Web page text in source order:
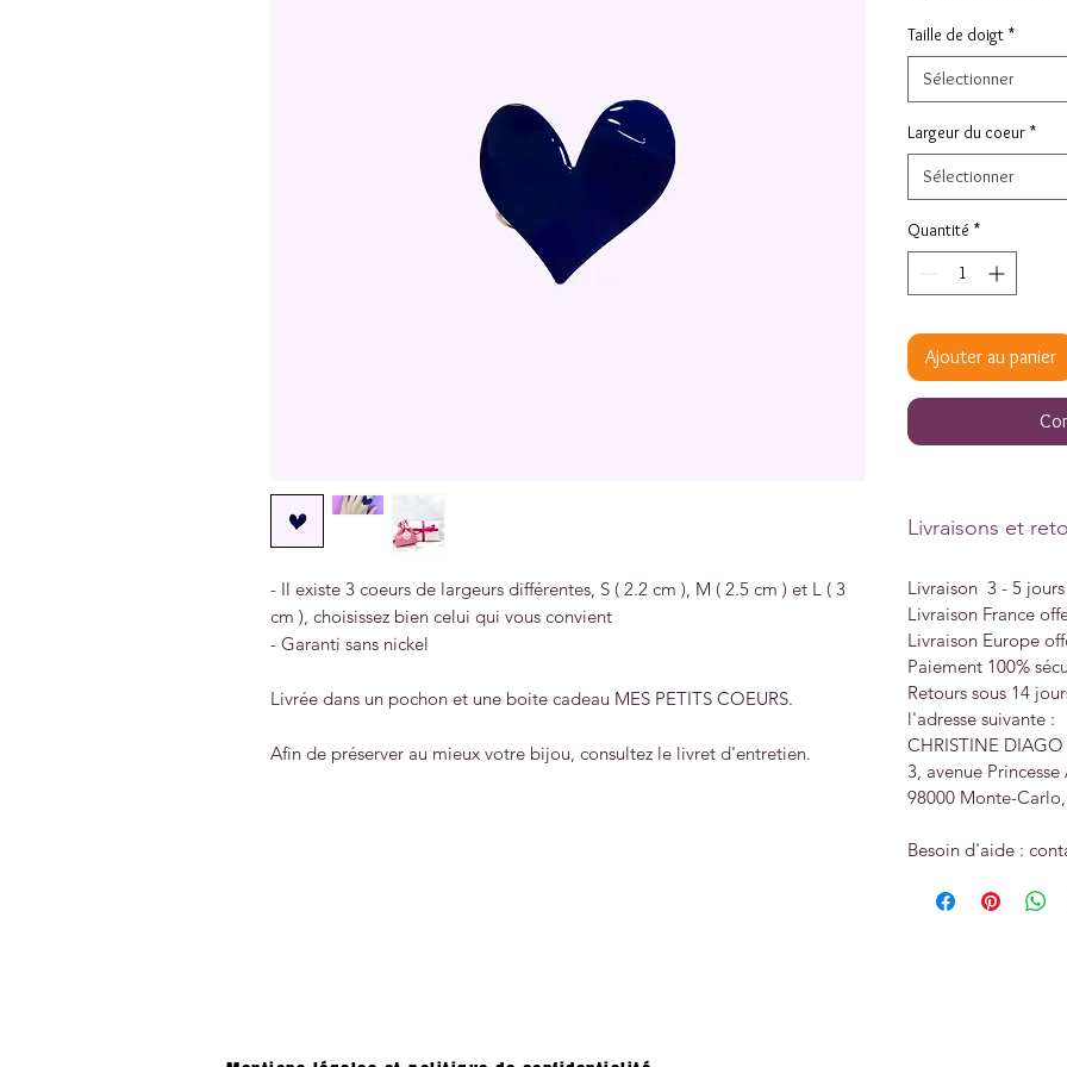
- Il existe 3 coeurs de largeurs différentes, S ( 2.2 cm ), M ( 2.5 cm ) et L ( 3
cm ), choisissez bien celui qui vous convient
- Garanti sans nickel
Livrée dans un pochon et une boite cadeau MES PETITS COEURS.
Afin de préserver au mieux votre bijou, consultez le livret d'entretien.
Taille de doigt *
Sélectionner
Largeur du coeur *
Sélectionner
Quantité *
Ajouter au panier
Livraisons et
Livraison 3 - 5 jours
Livraison France
Livraison Europe
Paiement 100%
Retours sous 14
l'adresse suivante :
CHRISTINE DIAGO
3, avenue Princesse
98000 Monte-
Besoin d'aide :